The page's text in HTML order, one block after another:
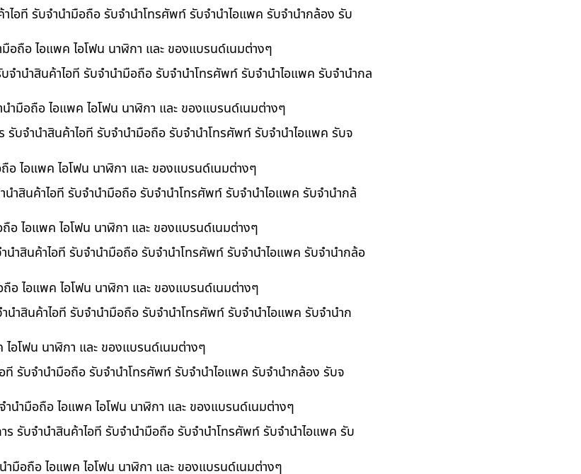
อที รับจำนำมือถือ รับจำนำโทรศัพท์ รับจำนำไอแพค รับจำนำกล้อง รับ
อถือ ไอแพค ไอโฟน นาฬิกา และ ของแบรนด์เนมต่างๆ
ำนำสินค้าไอที รับจำนำมือถือ รับจำนำโทรศัพท์ รับจำนำไอแพค รับจำนำกล
ำมือถือ ไอแพค ไอโฟน นาฬิกา และ ของแบรนด์เนมต่างๆ
บจำนำสินค้าไอที รับจำนำมือถือ รับจำนำโทรศัพท์ รับจำนำไอแพค รับจ
อ ไอแพค ไอโฟน นาฬิกา และ ของแบรนด์เนมต่างๆ
สินค้าไอที รับจำนำมือถือ รับจำนำโทรศัพท์ รับจำนำไอแพค รับจำนำกล้
อ ไอแพค ไอโฟน นาฬิกา และ ของแบรนด์เนมต่างๆ
ำสินค้าไอที รับจำนำมือถือ รับจำนำโทรศัพท์ รับจำนำไอแพค รับจำนำกล้อ
อ ไอแพค ไอโฟน นาฬิกา และ ของแบรนด์เนมต่างๆ
ำสินค้าไอที รับจำนำมือถือ รับจำนำโทรศัพท์ รับจำนำไอแพค รับจำนำก
อโฟน นาฬิกา และ ของแบรนด์เนมต่างๆ
รับจำนำมือถือ รับจำนำโทรศัพท์ รับจำนำไอแพค รับจำนำกล้อง รับจ
นำมือถือ ไอแพค ไอโฟน นาฬิกา และ ของแบรนด์เนมต่างๆ
รับจำนำสินค้าไอที รับจำนำมือถือ รับจำนำโทรศัพท์ รับจำนำไอแพค รับ
ำมือถือ ไอแพค ไอโฟน นาฬิกา และ ของแบรนด์เนมต่างๆ